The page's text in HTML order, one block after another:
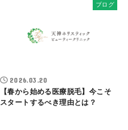
ブログ
2026.03.20
【春から始める医療脱毛】今こそ
スタートするべき理由とは？